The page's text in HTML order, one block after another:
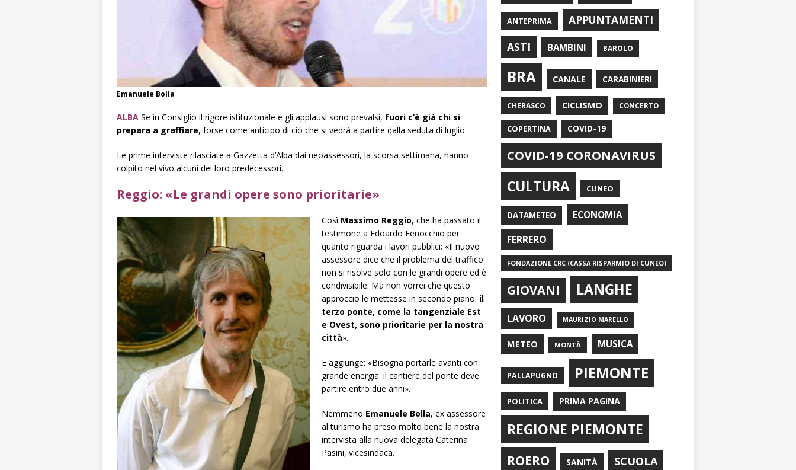
Emanuele Bolla
ALBA Se in Consiglio il rigore istituzionale e gli applausi sono prevalsi, fuori c’è già chi si
prepara a graffiare, forse come anticipo di ciò che si vedrà a partire dalla seduta di luglio.
Le prime interviste rilasciate a Gazzetta d’Alba dai neoassessori, la scorsa settimana, hanno
colpito nel vivo alcuni dei loro predecessori.
Reggio: «Le grandi opere sono prioritarie»
Così Massimo Reggio, che ha passato il
testimone a Edoardo Fenocchio per
quanto riguarda i lavori pubblici: «Il nuovo
assessore dice che il problema del traffico
non si risolve solo con le grandi opere ed è
condivisibile. Ma non vorrei che questo
approccio le mettesse in secondo piano: il
terzo ponte, come la tangenziale Est
e Ovest, sono prioritarie per la nostra
città».
E aggiunge: «Bisogna portarle avanti con
grande energia: il cantiere del ponte deve
partire entro due anni».
Nemmeno Emanuele Bolla, ex assessore
al turismo ha preso molto bene la nostra
intervista alla nuova delegata Caterina
Pasini, vicesindaca.
ANTEPRIMA
APPUNTAMENTI
ASTI
BAMBINI BAROLO
BRA CANALE CARABINIERI
CHERASCO CICLISMO CONCERTO
COPERTINA COVID-19
COVID-19 CORONAVIRUS
CULTURA CUNEO
DATAMETEO ECONOMIA
FERRERO
FONDAZIONE CRC (CASSA RISPARMIO DI CUNEO)
GIOVANI LANGHE
LAVORO MAURIZIO MARELLO
METEO MONTÀ MUSICA
PALLAPUGNO PIEMONTE
POLITICA PRIMA PAGINA
REGIONE PIEMONTE
ROERO SANITÀ SCUOLA